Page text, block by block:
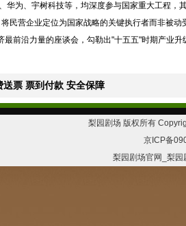
为、宇树科技等，均深度参与国家重大工程，
民营企业定位为国家战略的关键执行者而非被动
前沿力量的座谈会，勾勒出"十五五"时期产业升
票 票到付款 安全保障
梨园剧场 版权所有
京ICP备
梨园剧场官网_梨